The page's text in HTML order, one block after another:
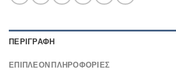
ΠΕΡΙΓΡΑΦΉ
ΕΠΙΠΛΈΟΝ ΠΛΗΡΟΦΟΡΊΕΣ